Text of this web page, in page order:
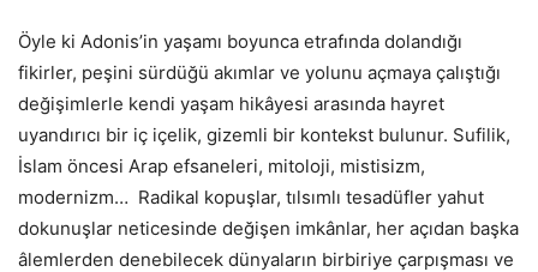
Öyle ki Adonis’in yaşamı boyunca etrafında dolandığı
fikirler, peşini sürdüğü akımlar ve yolunu açmaya çalıştığı
değişimlerle kendi yaşam hikâyesi arasında hayret
uyandırıcı bir iç içelik, gizemli bir kontekst bulunur. Sufilik,
İslam öncesi Arap efsaneleri, mitoloji, mistisizm,
modernizm… Radikal kopuşlar, tılsımlı tesadüfler yahut
dokunuşlar neticesinde değişen imkânlar, her açıdan başka
âlemlerden denebilecek dünyaların birbiriye çarpışması ve